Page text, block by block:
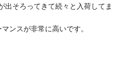
出そろってきて続々と入荷してま
ンスが非常に高いです。